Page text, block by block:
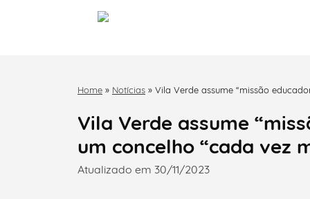
Home » Notícias » Vila Verde assume “missão
Vila Verde assume
um concelho “cada vez
Atualizado em 30/11/2023